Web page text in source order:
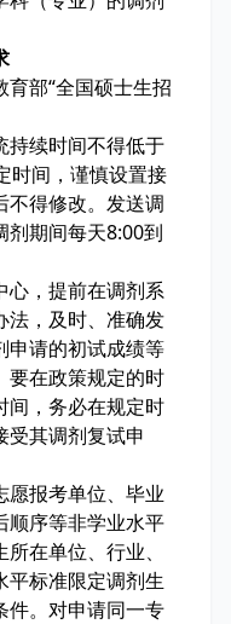
育部“全国硕士生招
持续时间不得低于
时间，谨慎设置接
不得修改。发送调
剂期间每天8:00到
心，提前在调剂系
法，及时、准确发
申请的初试成绩等
要在政策规定的时
间，务必在规定时
受其调剂复试申
愿报考单位、毕业
顺序等非学业水平
在单位、行业、
平标准限定调剂生
件。对申请同一专